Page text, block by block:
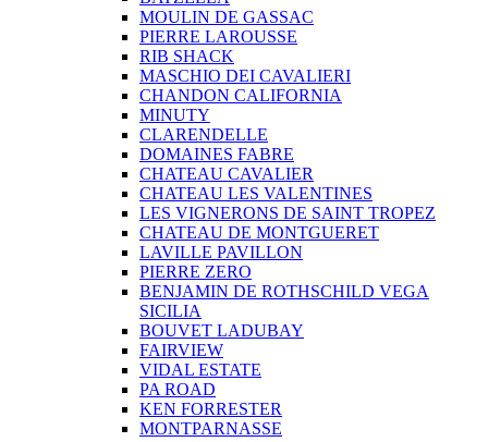
MOULIN DE GASSAC
PIERRE LAROUSSE
RIB SHACK
MASCHIO DEI CAVALIERI
CHANDON CALIFORNIA
MINUTY
CLARENDELLE
DOMAINES FABRE
CHATEAU CAVALIER
CHATEAU LES VALENTINES
LES VIGNERONS DE SAINT TROPEZ
CHATEAU DE MONTGUERET
LAVILLE PAVILLON
PIERRE ZERO
BENJAMIN DE ROTHSCHILD VEGA
SICILIA
BOUVET LADUBAY
FAIRVIEW
VIDAL ESTATE
PA ROAD
KEN FORRESTER
MONTPARNASSE